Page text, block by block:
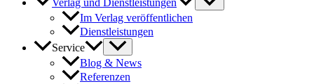
Verlag und Dienstleistungen
Im Verlag veröffentlichen
Dienstleistungen
Service
Blog & News
Referenzen